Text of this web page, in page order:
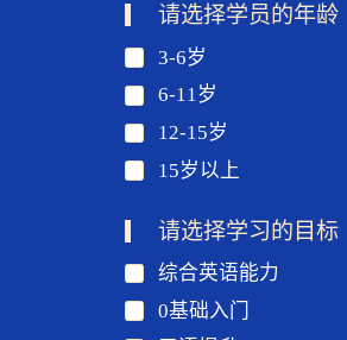
请选择学员的年龄
3-6岁
6-11岁
12-15岁
15岁以上
请选择学习的目标
综合英语能力
0基础入门